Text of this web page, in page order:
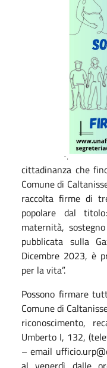
cittadinanza che
Comune di
raccolta firme di
popolare dal
maternità,
pubblicata sulla
Dicembre 2023, è
per la vita”.
Possono firmare
Comune di
riconoscimento,
Umberto I, 132,
– email